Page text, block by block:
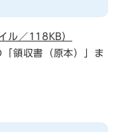
ル／118KB）
領収書（原本）」ま